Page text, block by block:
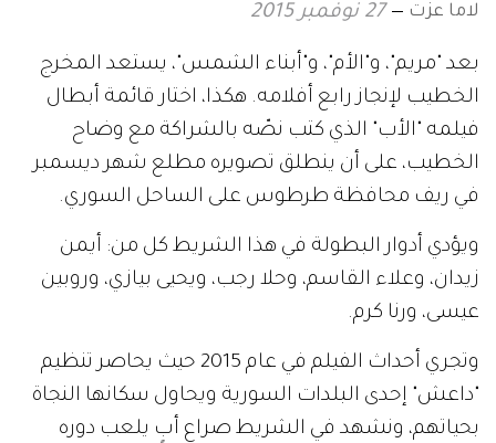
لاما عزت 27 نوفمبر 2015
بعد "مريم"، و"الأم"، و"أبناء الشمس"، يستعد المخرج
الخطيب لإنجاز رابع أفلامه. هكذا، اختار قائمة أبطال
فيلمه "الأب" الذي كتب نصّه بالشراكة مع وضاح
الخطيب، على أن ينطلق تصويره مطلع شهر ديسمبر
في ريف محافظة طرطوس على الساحل السوري.
ويؤدي أدوار البطولة في هذا الشريط كل من: أيمن
زيدان، وعلاء القاسم، وحلا رجب، ويحيى بيازي، وروبين
عيسى، ورنا كرم.
وتجري أحداث الفيلم في عام 2015 حيث يحاصر تنظيم
"داعش" إحدى البلدات السورية ويحاول سكانها النجاة
بحياتهم، ونشهد في الشريط صراع أبٍ يلعب دوره